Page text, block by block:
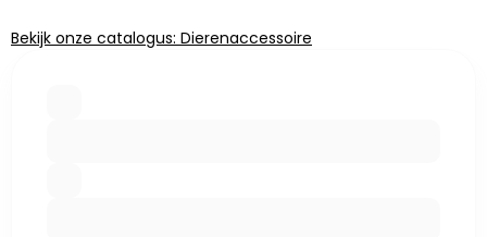
Bekijk onze catalogus: Dierenaccessoire